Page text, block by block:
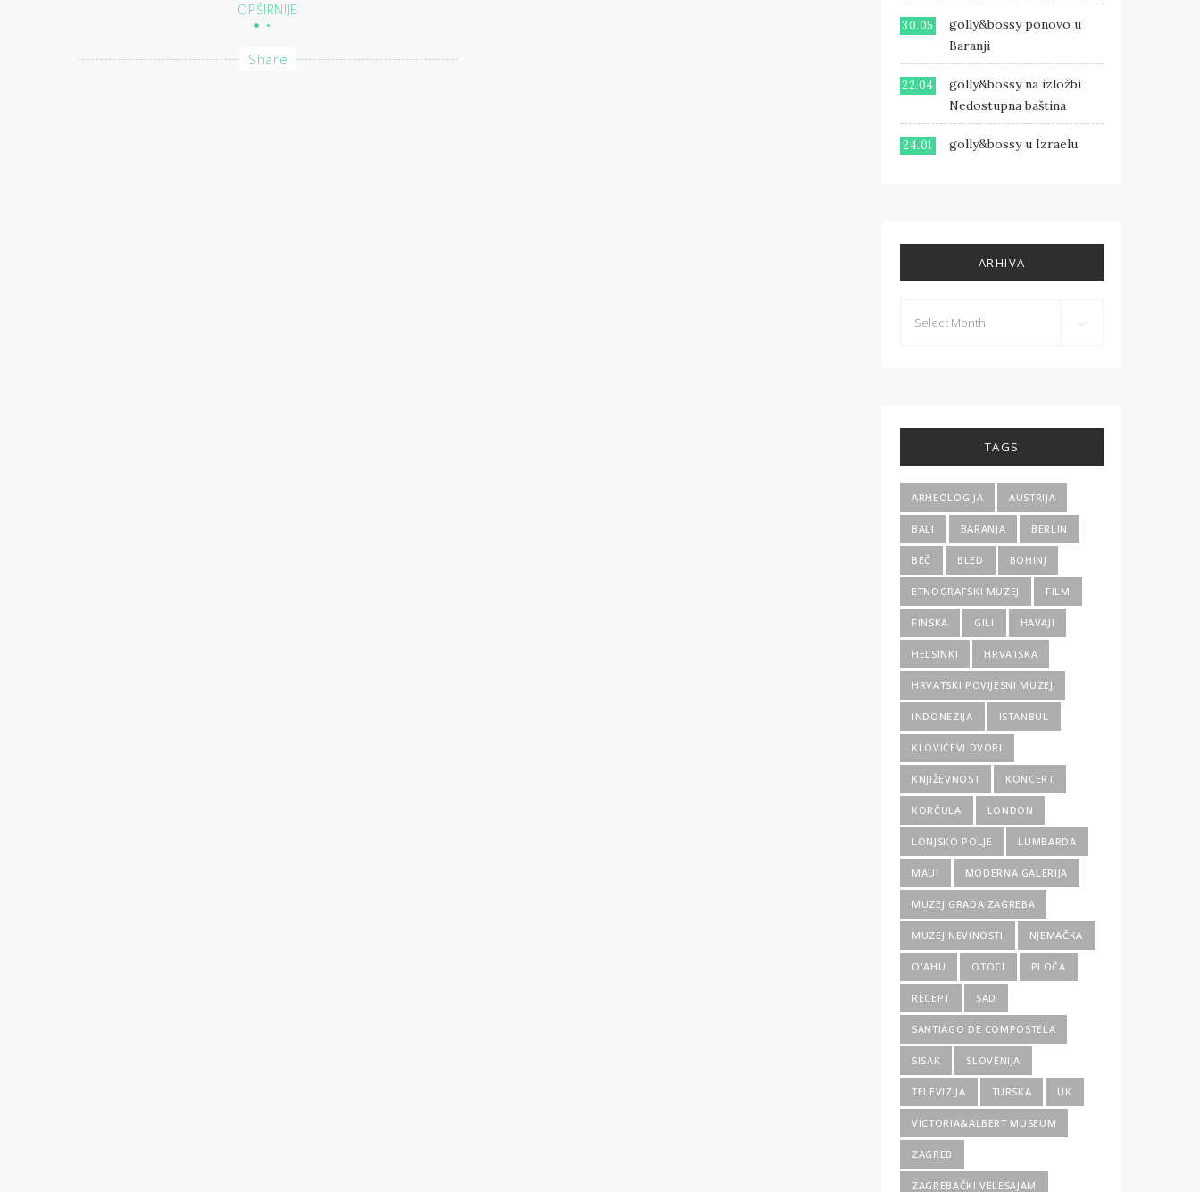
OPŠIRNIJE
Share
30.05
golly&bossy ponovo u
Baranji
22.04
golly&bossy na izložbi
Nedostupna baština
24.01 golly&bossy u Izraelu
ARHIVA
TAGS
ARHEOLOGIJA AUSTRIJA
BALI BARANJA BERLIN
BEČ BLED BOHINJ
ETNOGRAFSKI MUZEJ FILM
FINSKA GILI HAVAJI
HELSINKI HRVATSKA
HRVATSKI POVIJESNI MUZEJ
INDONEZIJA ISTANBUL
KLOVIĆEVI DVORI
KNJIŽEVNOST KONCERT
KORČULA LONDON
LONJSKO POLJE LUMBARDA
MAUI MODERNA GALERIJA
MUZEJ GRADA ZAGREBA
MUZEJ NEVINOSTI NJEMAČKA
O'AHU OTOCI PLOČA
RECEPT SAD
SANTIAGO DE COMPOSTELA
SISAK SLOVENIJA
TELEVIZIJA TURSKA UK
VICTORIA&ALBERT MUSEUM
ZAGREB
ZAGREBAČKI VELESAJAM